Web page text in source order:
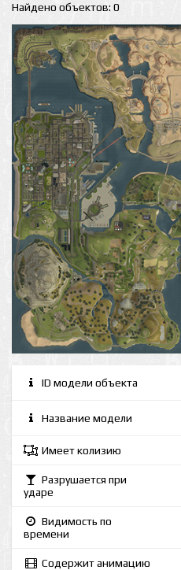
Найдено объектов: 0
ID модели объекта
Название модели
Имеет колизию
Разрушается при
ударе
Видимость по
времени
Содержит анимацию